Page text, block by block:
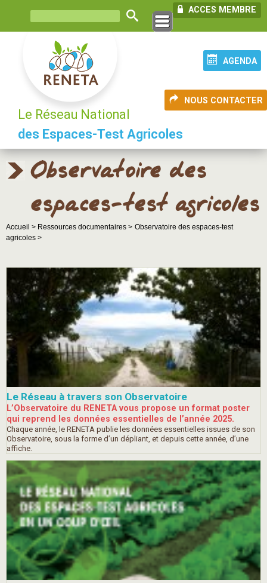
ACCES MEMBRE
AGENDA
NOUS CONTACTER
Le Réseau National
des Espaces-Test Agricoles
Observatoire des
espaces-test agricoles
Accueil > Ressources documentaires > Observatoire des espaces-test
agricoles >
Le Réseau à travers son Observatoire
L’Observatoire du RENETA vous propose un format poster
qui reprend les données essentielles de l’année 2025.
Chaque année, le RENETA publie les données essentielles issues de son
Observatoire, sous la forme d’un dépliant, et depuis cette année, d’une
affiche.